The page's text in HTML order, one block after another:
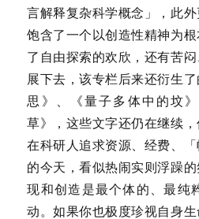
言解释复杂科学概念」，此
饱含了一个以创造性精神为
了自由探索的欢欣，还有苦
展下去，该专栏后来还衍生
思》、《量子多体中的坟
草》，这些文字还仍在继续，
在科研人追求资源、经费、「
的今天，看似热闹实则浮躁
现和创造是最个体的、最纯
动。如果你也极度珍视自身